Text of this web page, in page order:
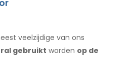
veelzijdige van ons
gebruikt worden op de